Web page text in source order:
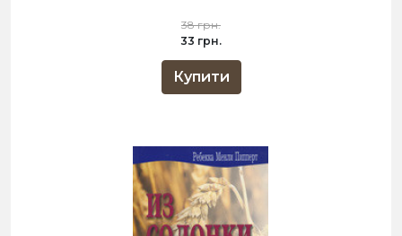
38 грн.
33 грн.
Купити